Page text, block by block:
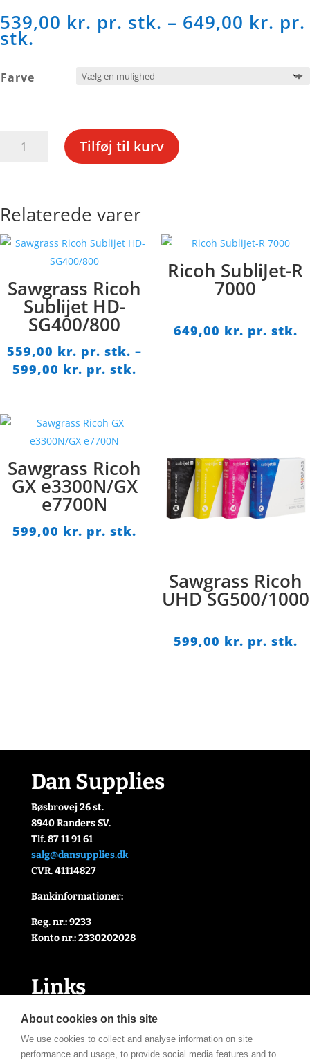
539,00 kr. pr. stk. – 649,00 kr. pr.
stk.Prisinterval:
stk.
stk.
Farve
Tilføj til kurv
Relaterede varer
Sawgrass Ricoh
Sublijet HD-
SG400/800
559,00 kr. pr. stk. –
599,00 kr. pr. stk.
599,00 kr.
pr.
stk.
Ricoh SubliJet-R
7000
649,00 kr. pr. stk.
Sawgrass Ricoh
GX e3300N/GX
e7700N
599,00 kr. pr. stk.
Sawgrass Ricoh
UHD SG500/1000
599,00 kr. pr. stk.
Dan Supplies
Bøsbrovej 26 st.
8940 Randers SV.
Tlf. 87 11 91 61
salg@dansupplies.dk
CVR. 41114827
Bankinformationer:
Reg. nr.: 9233
Konto nr.: 2330202028
Links
Handelsbetingelser
Kontakt Os
About cookies on this site
We use cookies to collect and analyse information on site
performance and usage, to provide social media features and to